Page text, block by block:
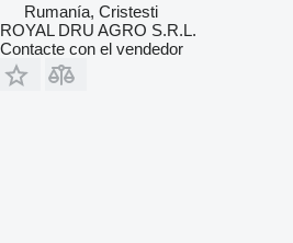
Rumanía, Cristesti
ROYAL DRU AGRO S.R.L.
Contacte con el vendedor